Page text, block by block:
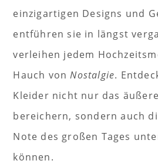
einzigartigen Designs und
entführen sie in längst
verleihen jedem
Hauch vonNostalgie.
Kleider nicht nur das
bereichern, sondern auch
Note des großen Tages
können.